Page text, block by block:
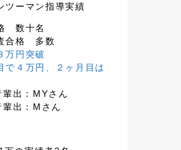
ーマン指導実績
数十名
合格 多数
万円突破
で４万円、２ヶ月目は
出：MYさん
出：Mさん